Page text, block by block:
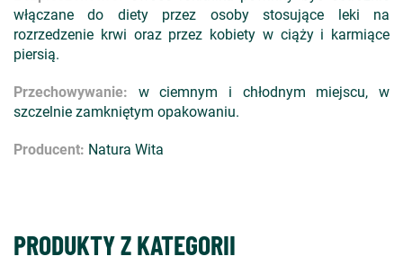
włączane do diety przez osoby stosujące leki na
rozrzedzenie krwi oraz przez kobiety w ciąży i karmiące
piersią.
Przechowywanie: w ciemnym i chłodnym miejscu, w
szczelnie zamkniętym opakowaniu.
Producent: Natura Wita
PRODUKTY Z KATEGORII